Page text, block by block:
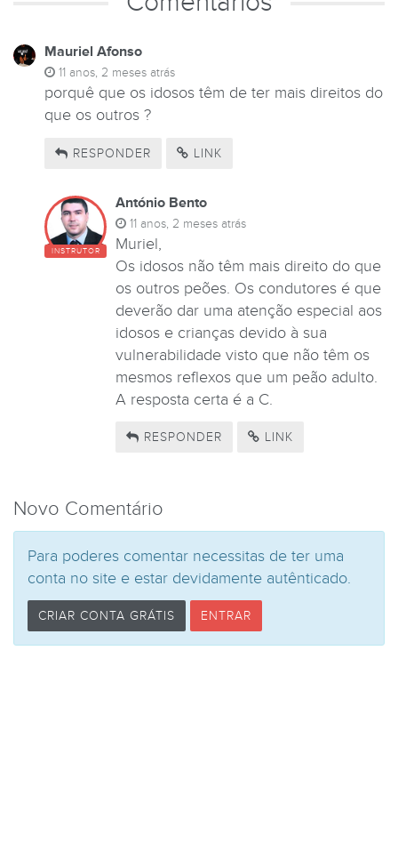
Mauriel Afonso
11 anos, 2 meses atrás
porquê que os idosos têm de ter mais direitos do
que os outros ?
RESPONDER LINK
INSTRUTOR
António Bento
11 anos, 2 meses atrás
Muriel,
Os idosos não têm mais direito do que
os outros peões. Os condutores é que
deverão dar uma atenção especial aos
idosos e crianças devido à sua
vulnerabilidade visto que não têm os
mesmos reflexos que um peão adulto.
A resposta certa é a C.
RESPONDER LINK
Novo Comentário
Para poderes comentar necessitas de ter uma
conta no site e estar devidamente autênticado.
CRIAR CONTA GRÁTIS ENTRAR